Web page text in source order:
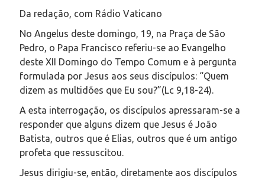
Da redação, com Rádio Vaticano
No Angelus deste domingo, 19, na Praça de São
Pedro, o Papa Francisco referiu-se ao Evangelho
deste XII Domingo do Tempo Comum e à pergunta
formulada por Jesus aos seus discípulos: “Quem
dizem as multidões que Eu sou?”(Lc 9,18-24).
A esta interrogação, os discípulos apressaram-se a
responder que alguns dizem que Jesus é João
Batista, outros que é Elias, outros que é um antigo
profeta que ressuscitou.
Jesus dirigiu-se, então, diretamente aos discípulos